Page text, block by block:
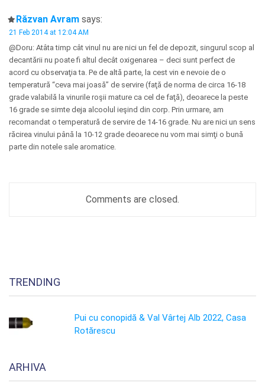
Răzvan Avram says:
21 Feb 2014 at 12:04 AM
@Doru: Atâta timp cât vinul nu are nici un fel de depozit, singurul scop al
decantării nu poate fi altul decât oxigenarea – deci sunt perfect de
acord cu observaţia ta. Pe de altă parte, la cest vin e nevoie de o
temperatură “ceva mai joasă” de servire (faţă de norma de circa 16-18
grade valabilă la vinurile roşii mature ca cel de faţă), deoarece la peste
16 grade se simte deja alcoolul ieşind din corp. Prin urmare, am
recomandat o temperatură de servire de 14-16 grade. Nu are nici un sens
răcirea vinului până la 10-12 grade deoarece nu vom mai simţi o bună
parte din notele sale aromatice.
Comments are closed.
TRENDING
Pui cu conopidă & Val Vârtej Alb 2022, Casa
Rotărescu
ARHIVA